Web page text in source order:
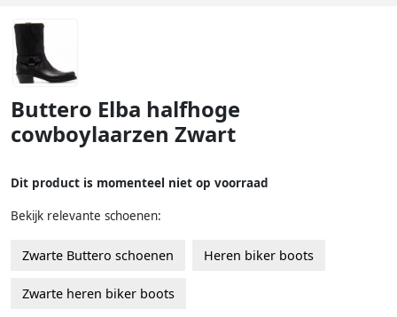
Buttero Elba halfhoge
cowboylaarzen Zwart
Dit product is momenteel niet op voorraad
Bekijk relevante schoenen:
Zwarte Buttero schoenen Heren biker boots
Zwarte heren biker boots